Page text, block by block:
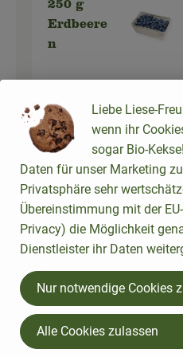
250 g
Erdbeere
n
1 Stk
würziger
Blattsala
Auswahl ändern
Liebe Liese-
wenn ihr
sogar Bio-
Daten für unser Marketing
Privatsphäre sehr
Übereinstimmung mit der
Privacy) die Möglichkeit
Dienstleister ihr Daten
Nur notwendige Cookies
Alle Cookies zulassen